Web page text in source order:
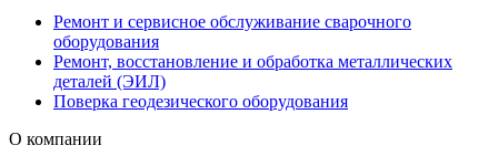
Ремонт и сервисное обслуживание сварочного
оборудования
Ремонт, восстановление и обработка металлических
деталей (ЭИЛ)
Поверка геодезического оборудования
О компании